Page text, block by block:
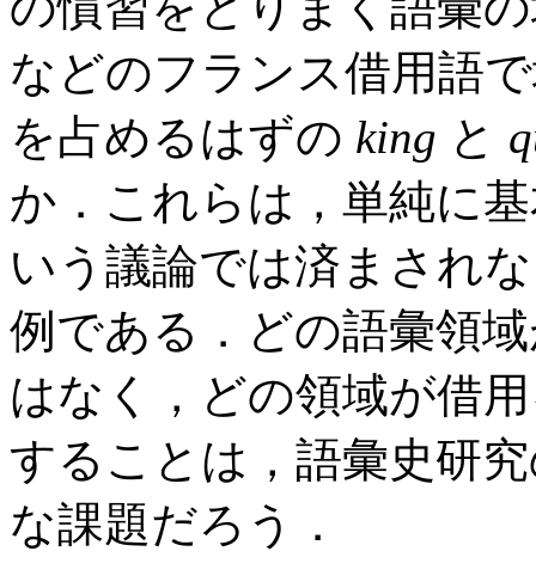
などのフランス借用語
を占めるはずの king と
か．これらは，単純に
いう議論では済まされ
例である．どの語彙領
はなく，どの領域が借
することは，語彙史研
な課題だろう．